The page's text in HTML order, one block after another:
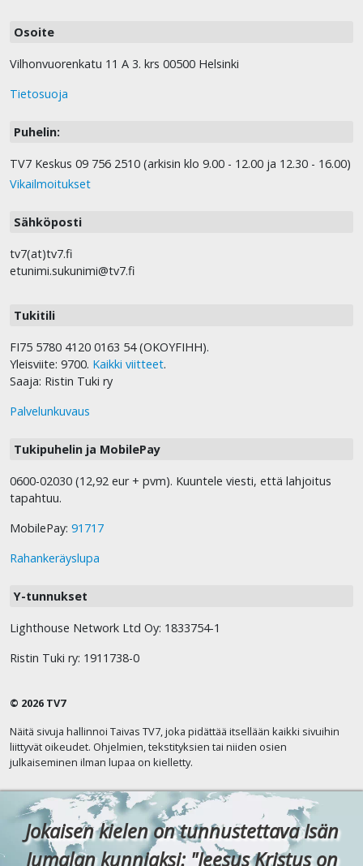
Osoite
Vilhonvuorenkatu 11 A 3. krs 00500 Helsinki
Tietosuoja
Puhelin:
TV7 Keskus 09 756 2510 (arkisin klo 9.00 - 12.00 ja 12.30 - 16.00)
Vikailmoitukset
Sähköposti
tv7(at)tv7.fi
etunimi.sukunimi@tv7.fi
Tukitili
FI75 5780 4120 0163 54 (OKOYFIHH).
Yleisviite: 9700. Kaikki viitteet.
Saaja: Ristin Tuki ry
Palvelunkuvaus
Tukipuhelin ja MobilePay
0600-02030 (12,92 eur + pvm). Kuuntele viesti, että lahjoitus
tapahtuu.
MobilePay: 91717
Rahankeräyslupa
Y-tunnukset
Lighthouse Network Ltd Oy: 1833754-1
Ristin Tuki ry: 1911738-0
© 2026 TV7
Näitä sivuja hallinnoi Taivas TV7, joka pidättää itsellään kaikki sivuihin
liittyvät oikeudet. Ohjelmien, tekstityksien tai niiden osien
julkaiseminen ilman lupaa on kielletty.
Jokaisen kielen on tunnustettava Isän
Jumalan kunniaksi: "Jeesus Kristus on